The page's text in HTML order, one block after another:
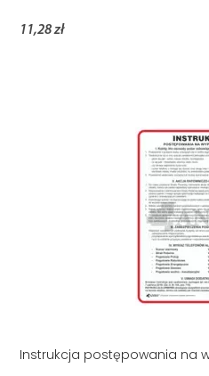
11,28 zł
Instrukcja postępowania na